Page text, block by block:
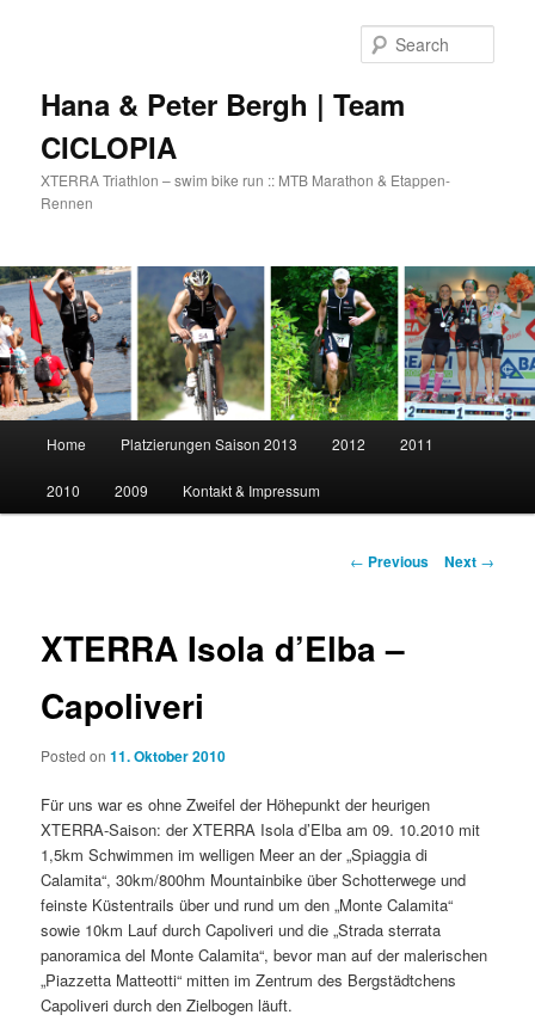
Hana & Peter Bergh | Team
CICLOPIA
XTERRA Triathlon – swim bike run :: MTB Marathon & Etappen-
Rennen
Home Platzierungen Saison 2013 2012 2011
2010 2009 Kontakt & Impressum
Post
← Previous Next →
XTERRA Isola d’Elba –
Capoliveri
Posted on11. Oktober 2010
Für uns war es ohne Zweifel der Höhepunkt der heurigen
XTERRA-Saison: der XTERRA Isola d’Elba am 09. 10.2010 mit
1,5km Schwimmen im welligen Meer an der „Spiaggia di
Calamita“, 30km/800hm Mountainbike über Schotterwege und
feinste Küstentrails über und rund um den „Monte Calamita“
sowie 10km Lauf durch Capoliveri und die „Strada sterrata
panoramica del Monte Calamita“, bevor man auf der malerischen
„Piazzetta Matteotti“ mitten im Zentrum des Bergstädtchens
Capoliveri durch den Zielbogen läuft.